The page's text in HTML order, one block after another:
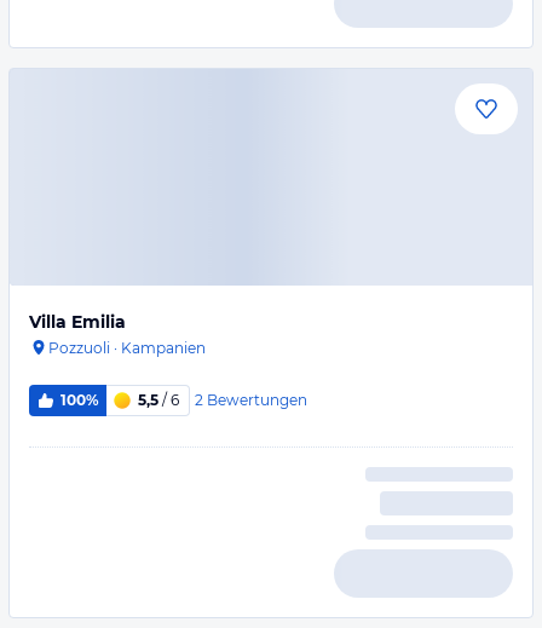
Villa Emilia
Pozzuoli · Kampanien
100% 5,5 / 6 2 Bewertungen